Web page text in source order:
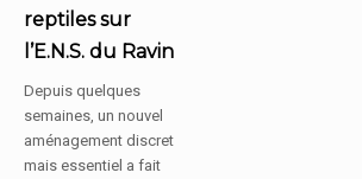
reptiles sur
l’E.N.S. du Ravin
Depuis quelques
semaines, un nouvel
aménagement discret
mais essentiel a fait